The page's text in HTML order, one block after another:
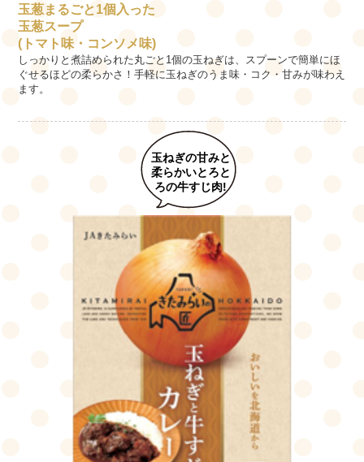
玉葱まるごと1個入った
玉葱スープ
(トマト味・コンソメ味)
しっかりと煮詰められた丸ごと1個の玉ねぎは、スプーンで簡単にほ
ぐせるほどの柔らかさ！手軽に玉ねぎのうま味・コク・甘みが味わえ
ます。
玉ねぎの甘みと
柔らかいとろと
ろの牛すじ肉!